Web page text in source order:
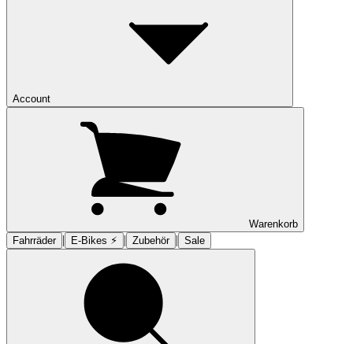
Account
Warenkorb
Fahrräder | E-Bikes ⚡︎ | Zubehör | Sale